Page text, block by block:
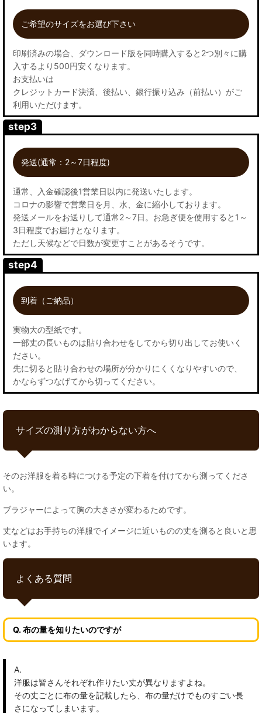
ご希望のサイズをお選び下さい
印刷済みの場合、ダウンロード版を同時購入すると2つ別々に購
入するより500円安くなります。
お支払いは
クレジットカード決済、後払い、銀行振り込み（前払い）がご
利用いただけます。
step3
発送(通常：2～7日程度)
通常、入金確認後1営業日以内に発送いたします。
コロナの影響で営業日を月、水、金に縮小しております。
発送メールをお送りして通常2～7日。お急ぎ便を使用すると1～
3日程度でお届けとなります。
ただし天候などで日数が変更すことがあるそうです。
step4
到着（ご納品）
実物大の型紙です。
一部丈の長いものは貼り合わせをしてから切り出してお使いく
ださい。
先に切ると貼り合わせの場所が分かりにくくなりやすいので、
かならずつなげてから切ってください。
サイズの測り方がわからない方へ
そのお洋服を着る時につける予定の下着を付けてから測ってくださ
い。
ブラジャーによって胸の大きさが変わるためです。
丈などはお手持ちの洋服でイメージに近いものの丈を測ると良いと思
います。
よくある質問
Q. 布の量を知りたいのですが
A.
洋服は皆さんそれぞれ作りたい丈が異なりますよね。
その丈ごとに布の量を記載したら、布の量だけでものすごい長
さになってしまいます。